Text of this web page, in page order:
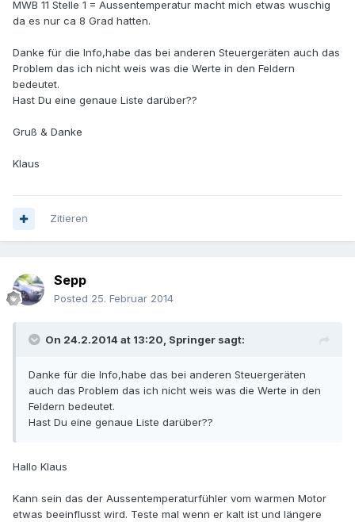
MWB 11 Stelle 1 = Aussentemperatur macht mich etwas wuschig
da es nur ca 8 Grad hatten.
Danke für die Info,habe das bei anderen Steuergeräten auch das
Problem das ich nicht weis was die Werte in den Feldern
bedeutet.
Hast Du eine genaue Liste darüber??
Gruß & Danke
Klaus
Zitieren
Sepp
Posted 25. Februar 2014
On 24.2.2014 at 13:20, Springer sagt:
Danke für die Info,habe das bei anderen Steuergeräten
auch das Problem das ich nicht weis was die Werte in den
Feldern bedeutet.
Hast Du eine genaue Liste darüber??
Hallo Klaus
Kann sein das der Aussentemperaturfühler vom warmen Motor
etwas beeinflusst wird. Teste mal wenn er kalt ist und längere